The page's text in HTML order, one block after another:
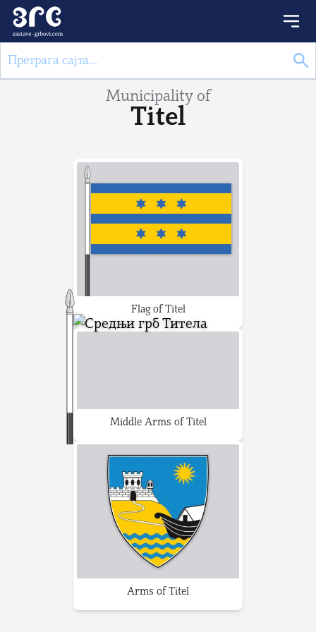
Municipality of
Titel
Flag of Titel
Middle Arms of Titel
Arms of Titel